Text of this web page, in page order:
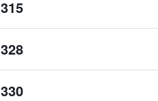
315 ﷼
328 ﷼
330 ﷼